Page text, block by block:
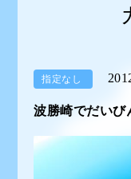
指定なし
波勝崎でだいび